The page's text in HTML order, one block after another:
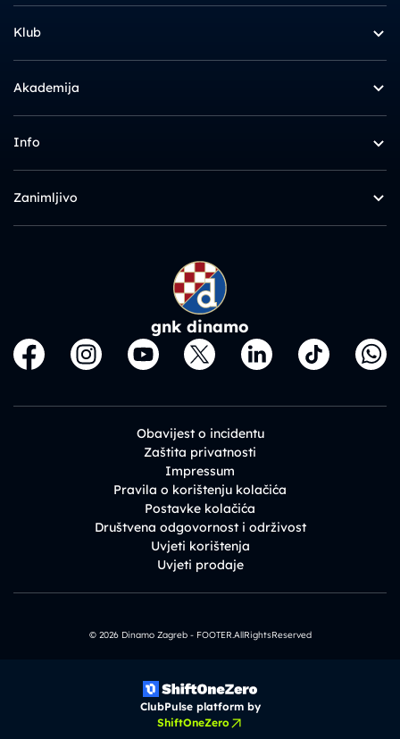
Klub
Akademija
Info
Zanimljivo
gnk dinamo
Obavijest o incidentu
Zaštita privatnosti
Impressum
Pravila o korištenju kolačića
Postavke kolačića
Društvena odgovornost i održivost
Uvjeti korištenja
Uvjeti prodaje
© 2026 Dinamo Zagreb - FOOTER.AllRightsReserved
ClubPulse platform by
ShiftOneZero